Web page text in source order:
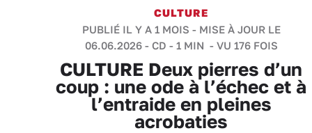
CULTURE
PUBLIÉ IL Y A 1 MOIS - MISE À JOUR LE
06.06.2026 - CD - 1 MIN - VU 176 FOIS
CULTURE Deux pierres d’un
coup : une ode à l’échec et à
l’entraide en pleines
acrobaties